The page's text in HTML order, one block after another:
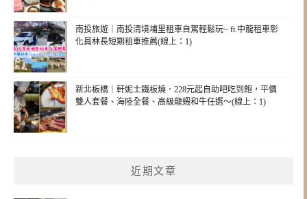
南投旅遊｜南投清境埔里租車自駕輕鬆玩~ ft.中龍租車彰
化員林長短期租車推薦(線上：1)
新北板橋｜軒妮士鐵板燒．228元起自助吧吃到飽，平價
雙人套餐、海陸全餐、高級龍蝦和牛任選～(線上：1)
近期文章